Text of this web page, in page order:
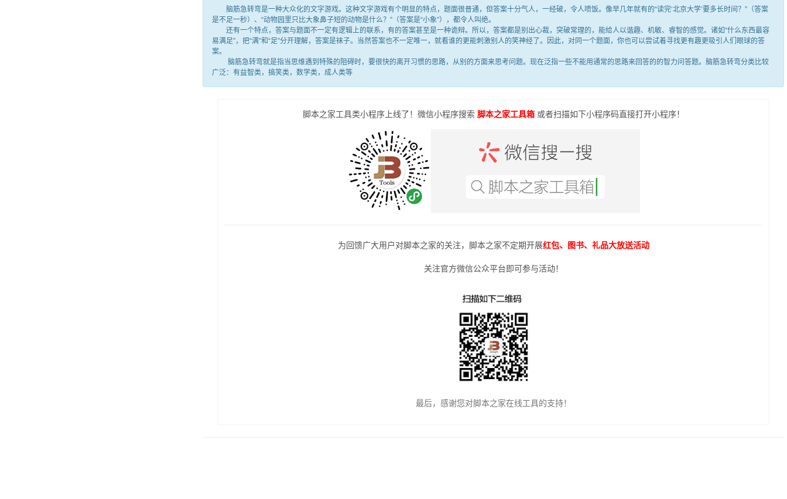
脑筋急转弯是一种大众化的文字游戏。这种文字游戏有个明显的特点，题面很普通，但答案十分气人，一经破，令人喷饭。像早几年就有的“读完‘北京大学’要多长时间？”（答案
是不足一秒）、“动物园里只比大象鼻子短的动物是什么？”（答案是“小象”），都令人叫绝。
还有一个特点，答案与题面不一定有逻辑上的联系，有的答案甚至是一种诡辩。所以，答案都是别出心裁，突破常理的，能给人以谐趣、机敏、睿智的感觉。诸如“什么东西最容
易满足”，把“满”和“足”分开理解，答案是袜子。当然答案也不一定唯一，就看谁的更能刺激别人的笑神经了。因此，对同一个题面，你也可以尝试着寻找更有趣更吸引人们眼球的答
案。
脑筋急转弯就是指当思维遇到特殊的阻碍时，要很快的离开习惯的思路，从别的方面来思考问题。现在泛指一些不能用通常的思路来回答的的智力问答题。脑筋急转弯分类比较
广泛：有益智类，搞笑类，数学类，成人类等
脚本之家工具类小程序上线了！微信小程序搜索 脚本之家工具箱或者扫描如下小程序码直接打开小程序！
为回馈广大用户对脚本之家的关注，脚本之家不定期开展红包、图书、礼品大放送活动
关注官方微信公众平台即可参与活动！
最后，感谢您对脚本之家在线工具的支持！